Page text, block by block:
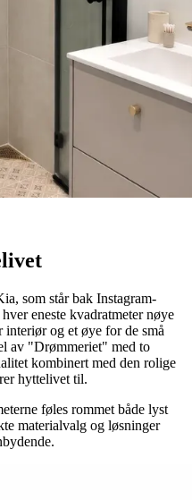
som står bak Instagram-
eneste kvadratmeter nøye
og et øye for de små
av "Drømmeriet" med to
kombinert med den rolige
hyttelivet til.
føles rommet både lyst
materialvalg og løsninger